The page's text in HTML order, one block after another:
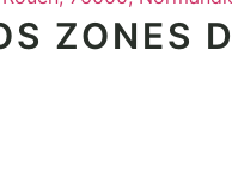
ZONES